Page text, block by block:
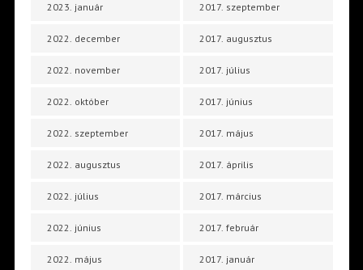
2023. január
2022. december
2022. november
2022. október
2022. szeptember
2022. augusztus
2022. július
2022. június
2022. május
2017. szeptember
2017. augusztus
2017. július
2017. június
2017. május
2017. április
2017. március
2017. február
2017. január